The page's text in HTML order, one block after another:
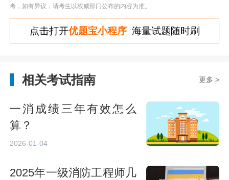
考，如有异议，请考生以权威部门公布的内容为准。
点击打开优题宝小程序海量试题随时刷
相关考试指南 更多 >
一消成绩三年有效怎么
算？
2026-01-04
2025年一级消防工程师几